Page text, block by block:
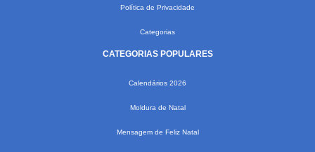
Política de Privacidade
Categorias
CATEGORIAS POPULARES
Calendários 2026
Moldura de Natal
Mensagem de Feliz Natal